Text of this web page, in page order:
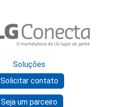
Soluções
Solicitar contato
Seja um parceiro